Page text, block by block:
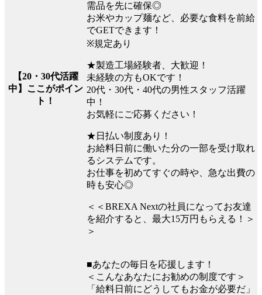
【20・30代活躍
中】ここがポイン
ト！
需品を先に確保◎
お米やカップ麺など、必要な食料を前給
でGETできます！
※規定あり
★製造工場経験者、大歓迎！
未経験の方もOKです！
20代・30代・40代の男性スタッフ活躍
中！
お気軽にご応募ください！
★日払い制度あり！
お給料日前に働いた分の一部を受け取れ
るシステムです。
お仕事を初めてすぐの時や、急な出費の
時も安心◎
＜＜BREXA Nextの社員になってお友達
を紹介すると、最大15万円もらえる！＞
＞
■あなたの毎日を応援します！
＜こんなあなたにお勧めの制度です＞
「給料日前にどうしてもお金が必要だ」